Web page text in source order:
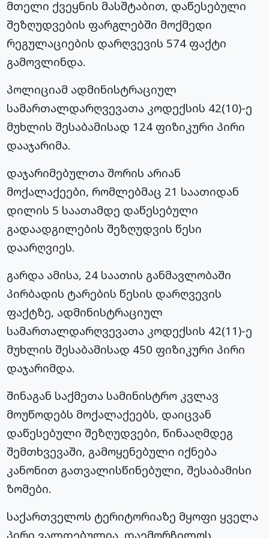
მთელი ქვეყნის მასშტაბით, დაწესებული
შეზღუდვების ფარგლებში მოქმედი
რეგულაციების დარღვევის 574 ფაქტი
გამოვლინდა.
პოლიციამ ადმინისტრაციულ
სამართალდარღვევათა კოდექსის 42(10)-ე
მუხლის შესაბამისად 124 ფიზიკური პირი
დააჯარიმა.
დაჯარიმებულთა შორის არიან
მოქალაქეები, რომლებმაც 21 საათიდან
დილის 5 საათამდე დაწესებული
გადაადგილების შეზღუდვის წესი
დაარღვიეს.
გარდა ამისა, 24 საათის განმავლობაში
პირბადის ტარების წესის დარღვევის
ფაქტზე, ადმინისტრაციულ
სამართალდარღვევათა კოდექსის 42(11)-ე
მუხლის შესაბამისად 450 ფიზიკური პირი
დაჯარიმდა.
შინაგან საქმეთა სამინისტრო კვლავ
მოუწოდებს მოქალაქეებს, დაიცვან
დაწესებული შეზღუდვები, წინააღმდეგ
შემთხვევაში, გამოყენებული იქნება
კანონით გათვალისწინებული, შესაბამისი
ზომები.
საქართველოს ტერიტორიაზე მყოფი ყველა
პირი ვალდებულია, დაემორჩილოს